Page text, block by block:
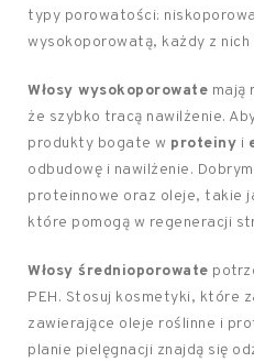
typy porowatości:
wysokoporowatą, każdy z
Włosy wysokoporowate mają
że szybko tracą nawilżenie.
produkty bogate w proteiny i
odbudowę i nawilżenie.
proteinnowe oraz oleje, takie
które pomogą w regeneracji
Włosy średnioporowate
PEH. Stosuj kosmetyki, które
zawierające oleje roślinne i
planie pielęgnacji znajdą się